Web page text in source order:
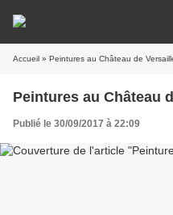
Accueil » Peintures au Château de
Peintures au Château
Publié le 30/09/2017 à 22:09